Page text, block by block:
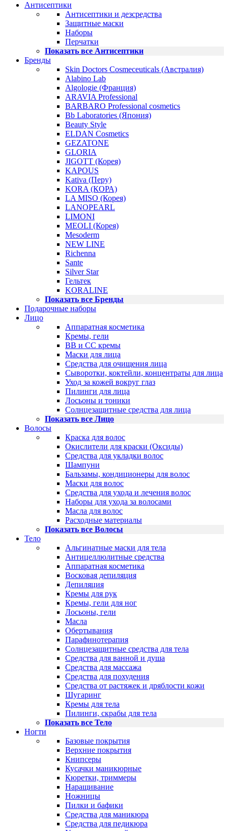
Антисептики
Антисептики и дезсредства
Защитные маски
Наборы
Перчатки
Показать все Антисептики
Бренды
Skin Doctors Cosmeceuticals (Австралия)
Alabino Lab
Algologie (Франция)
ARAVIA Professional
BARBARO Professional cosmetics
Bb Laboratories (Япония)
Beauty Style
ELDAN Cosmetics
GEZATONE
GLORIA
JIGOTT (Корея)
KAPOUS
Kativa (Перу)
KORA (КОРА)
LA MISO (Корея)
LANOPEARL
LIMONI
MEOLI (Корея)
Mesoderm
NEW LINE
Richenna
Sante
Silver Star
Гельтек
KORALINE
Показать все Бренды
Подарочные наборы
Лицо
Аппаратная косметика
Кремы, гели
BB и CC кремы
Маски для лица
Средства для очищения лица
Сыворотки, коктейли, концентраты для лица
Уход за кожей вокруг глаз
Пилинги для лица
Лосьоны и тоники
Солнцезащитные средства для лица
Показать все Лицо
Волосы
Краска для волос
Окислители для краски (Оксиды)
Средства для укладки волос
Шампуни
Бальзамы, кондиционеры для волос
Маски для волос
Средства для ухода и лечения волос
Наборы для ухода за волосами
Масла для волос
Расходные материалы
Показать все Волосы
Тело
Альгинатные маски для тела
Антицеллюлитные средства
Аппаратная косметика
Восковая депиляция
Депиляция
Кремы для рук
Кремы, гели для ног
Лосьоны, гели
Масла
Обертывания
Парафинотерапия
Солнцезащитные средства для тела
Средства для ванной и душа
Средства для массажа
Средства для похудения
Средства от растяжек и дряблости кожи
Шугаринг
Кремы для тела
Пилинги, скрабы для тела
Показать все Тело
Ногти
Базовые покрытия
Верхние покрытия
Книпсеры
Кусачки маникюрные
Кюретки, триммеры
Наращивание
Ножницы
Пилки и бафики
Средства для маникюра
Средства для педикюра